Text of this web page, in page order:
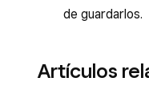
de guardarlos.
Artículos